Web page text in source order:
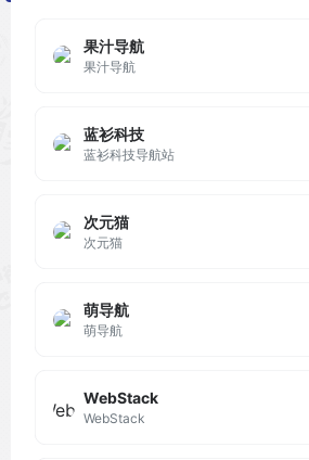
果汁导航
果汁导航
蓝衫科技
蓝衫科技导航站
次元猫
次元猫
萌导航
萌导航
WebStack
WebStack